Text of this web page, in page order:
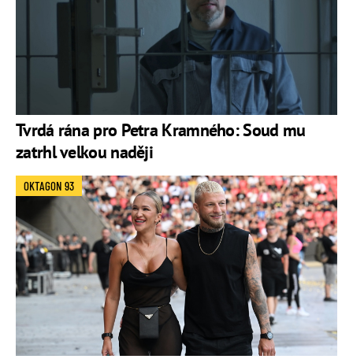
Tvrdá rána pro Petra Kramného: Soud mu
zatrhl velkou naději
OKTAGON 93